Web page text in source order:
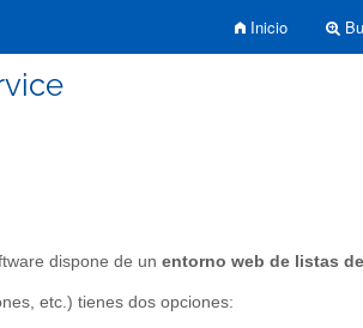
Inicio
dispone de un entorno web de listas
etc.) tienes dos opciones: